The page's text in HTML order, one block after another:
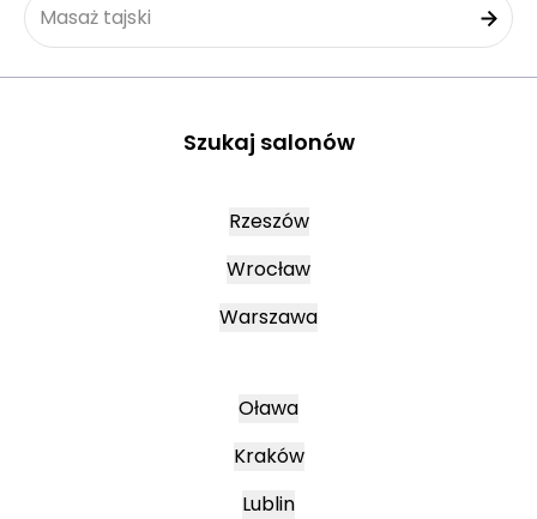
Masaż tajski
Szukaj salonów
Rzeszów
Wrocław
Warszawa
Oława
Kraków
Lublin